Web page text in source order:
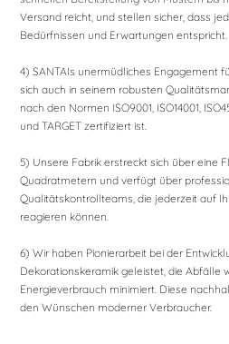
Versand reicht, und stellen sicher, dass
Bedürfnissen und Erwartungen entspricht.
4) SANTAIs unermüdliches Engagement
sich auch in seinem robusten
nach den Normen ISO9001, ISO14001,
und TARGET zertifiziert ist.
5) Unsere Fabrik erstreckt sich über eine
Quadratmetern und verfügt über
Qualitätskontrollteams, die jederzeit auf
reagieren können.
6) Wir haben Pionierarbeit bei der
Dekorationskeramik geleistet, die Abfälle
Energieverbrauch minimiert. Diese
den Wünschen moderner Verbraucher.